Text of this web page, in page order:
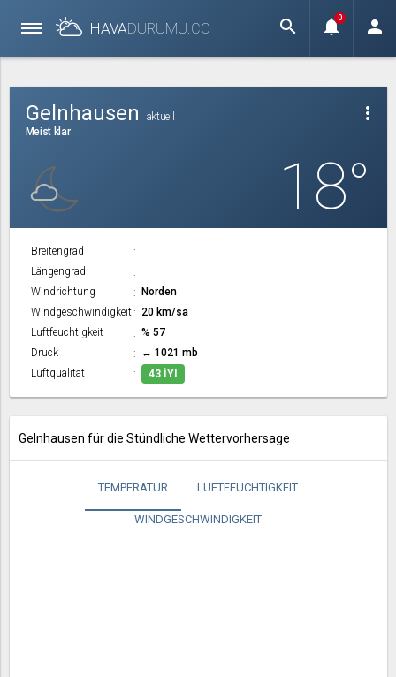
HAVADURUMU.CO search notifications
0 person
more_vert
Gelnhausen
aktuell
Meist klar
18°
Breitengrad
Längengrad
Windrichtung
Norden
Windgeschwindigkeit
20 km/sa
Luftfeuchtigkeit
% 57
Druck
↔ 1021 mb
Luftqualität
43 İYI
Gelnhausen für die Stündliche Wettervorhersage
TEMPERATUR LUFTFEUCHTIGKEIT
WINDGESCHWINDIGKEIT